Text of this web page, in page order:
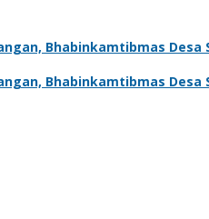
Bhabinkamtibmas Desa
Bhabinkamtibmas Desa